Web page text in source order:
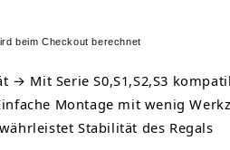
beim Checkout berechnet
→ Mit Serie S0,S1,S2,S3
Montage mit wenig
Stabilität des Regals